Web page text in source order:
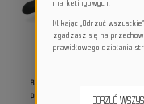
Bicyklon Dirt
połączenie komfortu, kontroli
marketingowych.
Klikając „Odrzuć
zgadzasz się na
prawidłowego działania
ODRZUĆ